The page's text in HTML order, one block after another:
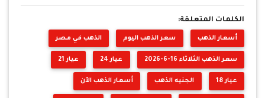
الكلمات المتعلقة:
أسعار الذهب سعر الذهب اليوم الذهب في مصر
سعر الذهب الثلاثاء 16-6-2026 عيار 24 عيار 21
عيار 18 الجنيه الذهب أسعار الذهب الآن